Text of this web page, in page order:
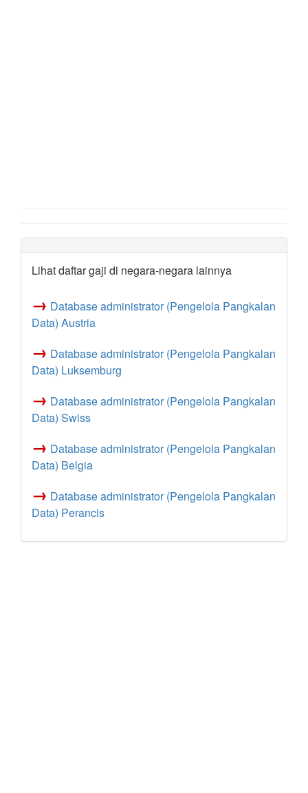
Lihat daftar gaji di negara-negara lainnya
→ Database administrator (Pengelola Pangkalan
Data) Austria
→ Database administrator (Pengelola Pangkalan
Data) Luksemburg
→ Database administrator (Pengelola Pangkalan
Data) Swiss
→ Database administrator (Pengelola Pangkalan
Data) Belgia
→ Database administrator (Pengelola Pangkalan
Data) Perancis